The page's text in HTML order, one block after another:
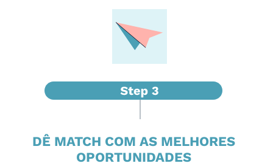
DÊ MATCH COM AS MELHORES
OPORTUNIDADES